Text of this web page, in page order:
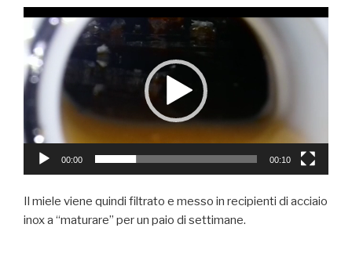
Video
Player
00:00 00:10
Il miele viene quindi filtrato e messo in recipienti di acciaio
inox a “maturare” per un paio di settimane.